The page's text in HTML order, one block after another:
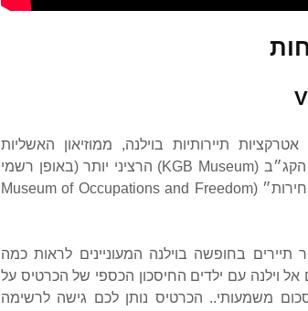
תיירותיות בוילנה, ממוזיאון האשליות
(Museum of Illusions) השובב ועד מוזיאון הקג״ב (KGB Museum) הרציני יותר (באופן רשמי
המוזיאון נקרא ״מוזיאון הכיבושים וקרבות החירות״ (Museum of Occupations and Freedom
תיירים בחופשה בוילנה המעוניינים לראות כמה
וילנה עם ילדים החיסכון הכספי של הכרטיס על
משמעותי.. הכרטיס נותן לכם גישה לרשימה